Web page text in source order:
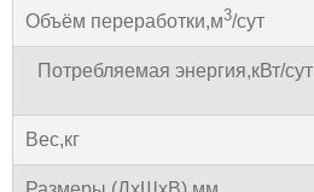
Объём переработки,м3/сут
Потребляемая энергия,кВт/сут
Вес,кг